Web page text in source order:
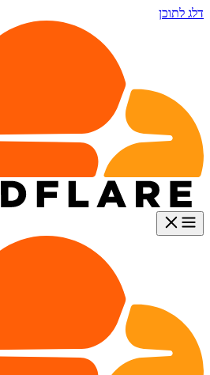
דלג לתוכן